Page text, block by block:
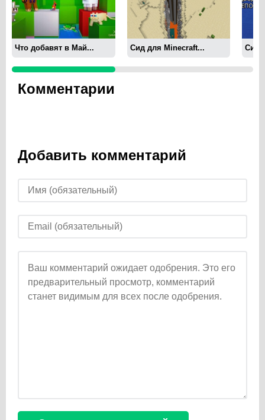
Что добавят в Май... Сид для Minecraft... Сид
Комментарии
Добавить комментарий